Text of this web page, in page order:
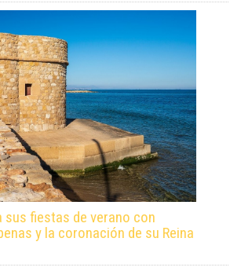
sus fiestas de verano con
y la coronación de su Reina